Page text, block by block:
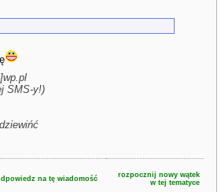
SMS-y!)
na tę wiadomość
rozpocznij nowy wątek
w tej tematyce